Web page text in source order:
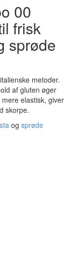
00
frisk
sprøde
metoder.
af gluten øger
elastisk, giver
skorpe.
og sprøde